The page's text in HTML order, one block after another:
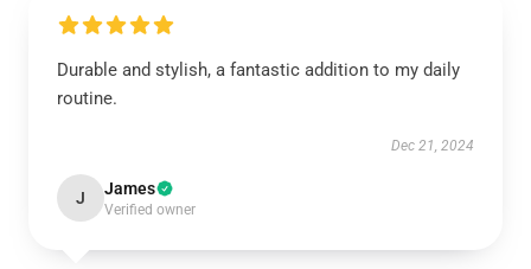
Durable and stylish, a fantastic addition to my daily
routine.
Dec 21, 2024
J James
Verified owner